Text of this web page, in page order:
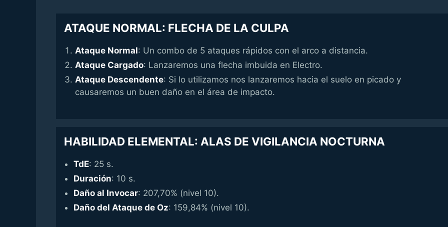
ATAQUE NORMAL: FLECHA DE LA CULPA
Ataque Normal: Un combo de 5 ataques rápidos con el arco a distancia.
Ataque Cargado: Lanzaremos una flecha imbuida en Electro.
Ataque Descendente: Si lo utilizamos nos lanzaremos hacia el suelo en picado y
causaremos un buen daño en el área de impacto.
HABILIDAD ELEMENTAL: ALAS DE VIGILANCIA NOCTURNA
TdE: 25 s.
Duración: 10 s.
Daño al Invocar: 207,70% (nivel 10).
Daño del Ataque de Oz: 159,84% (nivel 10).